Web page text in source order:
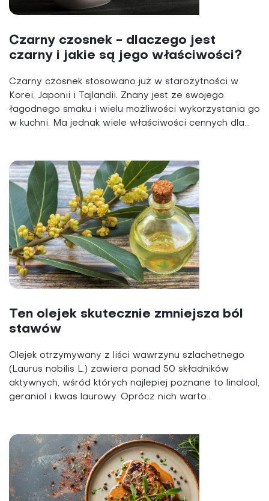
Czarny czosnek - dlaczego jest
czarny i jakie są jego właściwości?
Czarny czosnek stosowano już w starożytności w
Korei, Japonii i Tajlandii. Znany jest ze swojego
łagodnego smaku i wielu możliwości wykorzystania go
w kuchni. Ma jednak wiele właściwości cennych dla...
Ten olejek skutecznie zmniejsza ból
stawów
Olejek otrzymywany z liści wawrzynu szlachetnego
(Laurus nobilis L.) zawiera ponad 50 składników
aktywnych, wśród których najlepiej poznane to linalool,
geraniol i kwas laurowy. Oprócz nich warto...